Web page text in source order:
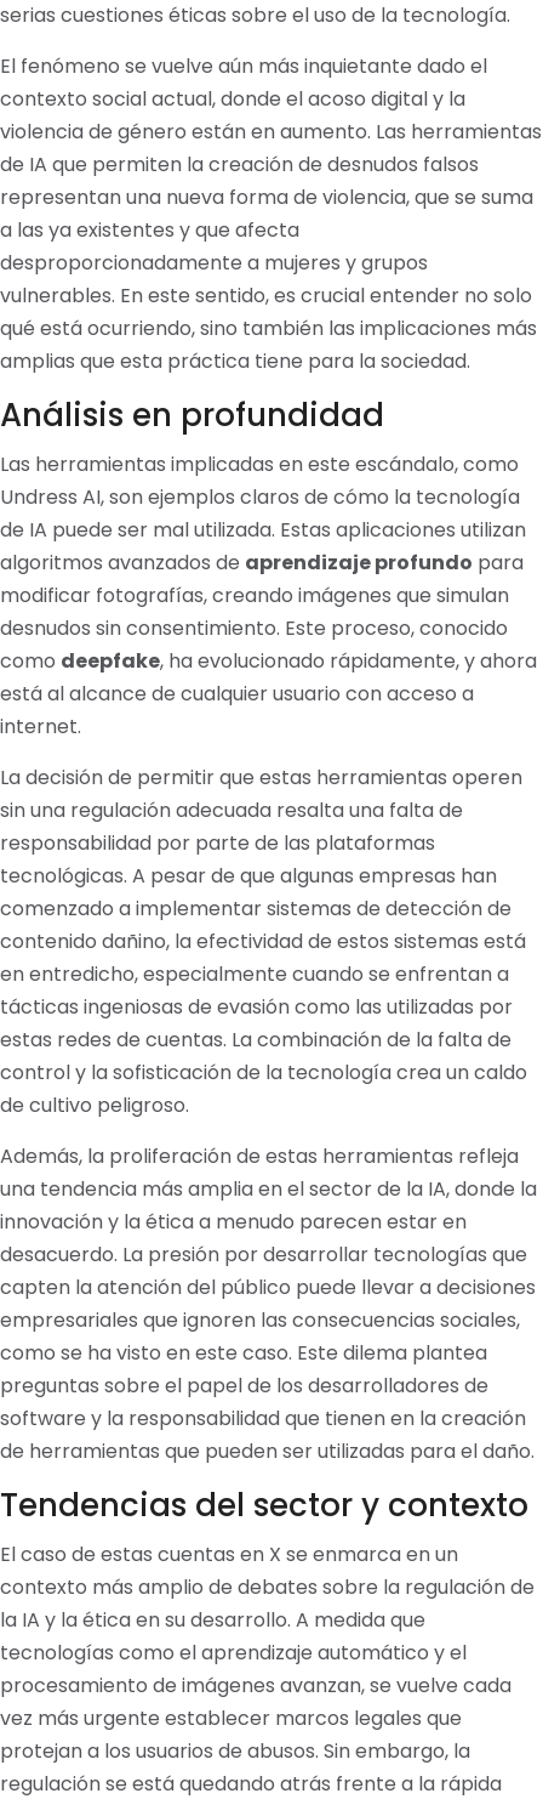
serias cuestiones éticas sobre el uso de la tecnología.
El fenómeno se vuelve aún más inquietante dado el
contexto social actual, donde el acoso digital y la
violencia de género están en aumento. Las herramientas
de IA que permiten la creación de desnudos falsos
representan una nueva forma de violencia, que se suma
a las ya existentes y que afecta
desproporcionadamente a mujeres y grupos
vulnerables. En este sentido, es crucial entender no solo
qué está ocurriendo, sino también las implicaciones más
amplias que esta práctica tiene para la sociedad.
Análisis en profundidad
Las herramientas implicadas en este escándalo, como
Undress AI, son ejemplos claros de cómo la tecnología
de IA puede ser mal utilizada. Estas aplicaciones utilizan
algoritmos avanzados de aprendizaje profundo para
modificar fotografías, creando imágenes que simulan
desnudos sin consentimiento. Este proceso, conocido
como deepfake, ha evolucionado rápidamente, y ahora
está al alcance de cualquier usuario con acceso a
internet.
La decisión de permitir que estas herramientas operen
sin una regulación adecuada resalta una falta de
responsabilidad por parte de las plataformas
tecnológicas. A pesar de que algunas empresas han
comenzado a implementar sistemas de detección de
contenido dañino, la efectividad de estos sistemas está
en entredicho, especialmente cuando se enfrentan a
tácticas ingeniosas de evasión como las utilizadas por
estas redes de cuentas. La combinación de la falta de
control y la sofisticación de la tecnología crea un caldo
de cultivo peligroso.
Además, la proliferación de estas herramientas refleja
una tendencia más amplia en el sector de la IA, donde la
innovación y la ética a menudo parecen estar en
desacuerdo. La presión por desarrollar tecnologías que
capten la atención del público puede llevar a decisiones
empresariales que ignoren las consecuencias sociales,
como se ha visto en este caso. Este dilema plantea
preguntas sobre el papel de los desarrolladores de
software y la responsabilidad que tienen en la creación
de herramientas que pueden ser utilizadas para el daño.
Tendencias del sector y contexto
El caso de estas cuentas en X se enmarca en un
contexto más amplio de debates sobre la regulación de
la IA y la ética en su desarrollo. A medida que
tecnologías como el aprendizaje automático y el
procesamiento de imágenes avanzan, se vuelve cada
vez más urgente establecer marcos legales que
protejan a los usuarios de abusos. Sin embargo, la
regulación se está quedando atrás frente a la rápida